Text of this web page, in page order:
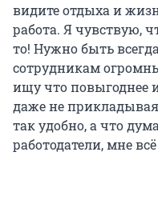
видите отдыха и
работа. Я чувствую,
то! Нужно быть
сотрудникам
ищу что повыгоднее
даже не
так удобно, а что
работодатели, мне